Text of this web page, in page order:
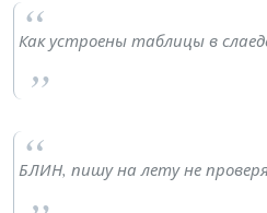
Как устроены таблицы в
БЛИН, пишу на лету не